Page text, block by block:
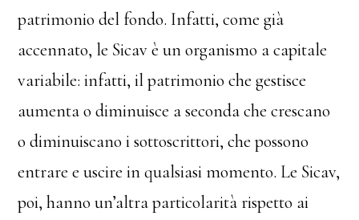
patrimonio del fondo. Infatti, come già
accennato, le Sicav è un organismo a capitale
variabile: infatti, il patrimonio che gestisce
aumenta o diminuisce a seconda che crescano
o diminuiscano i sottoscrittori, che possono
entrare e uscire in qualsiasi momento. Le Sicav,
poi, hanno un’altra particolarità rispetto ai